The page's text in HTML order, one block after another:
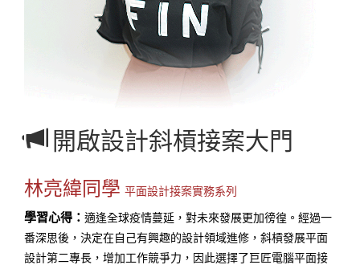
開啟設計斜槓接案大門
林亮緯同學 平面設計接案實務系列
學習心得： 適逢全球疫情蔓延，對未來發展更加徬徨。經過一
番深思後，決定在自己有興趣的設計領域進修，斜槓發展平面
設計第二專長，增加工作競爭力，因此選擇了巨匠電腦平面接